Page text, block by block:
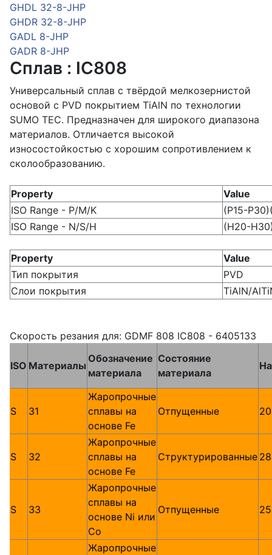
GHDL 32-8-JHP
GHDR 32-8-JHP
GADL 8-JHP
GADR 8-JHP
Сплав : IC808
Универсальный сплав с твёрдой мелкозернистой
основой с PVD покрытием TiAlN по технологии
SUMO TEC. Предназначен для широкого диапазона
материалов. Отличается высокой
износостойкостью с хорошим сопротивлением к
сколообразованию.
Property
Value
ISO Range - P/M/K
(P15-
ISO Range - N/S/H
(H20-
Property
Value
Тип покрытия
PVD
Слои покрытия
TiAlN/
Скорость резания для: GDMF 808 IC808 - 6405133
ISO Материалы
Обозначение
материала
Состояние
материала
S 31
Жаропрочные
сплавы на
основе Fe
Отпущенные
S 32
Жаропрочные
сплавы на
основе Fe
Структурированные
S 33
Жаропрочные
сплавы на
основе Ni или
Со
Отпущенные
Жаропрочные